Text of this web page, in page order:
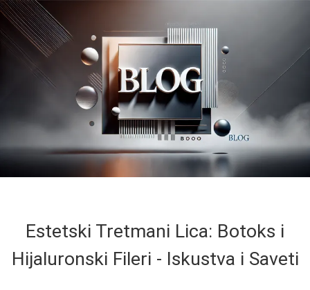
Estetski Tretmani Lica: Botoks i
Hijaluronski Fileri - Iskustva i Saveti